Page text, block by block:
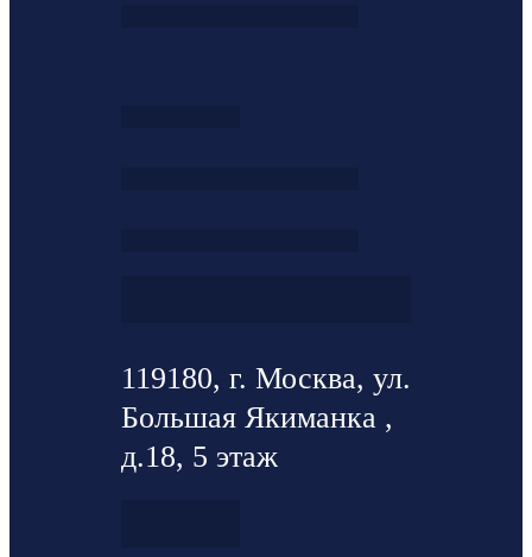
119180, г. Москва, ул.
Большая Якиманка ,
д.18, 5 этаж